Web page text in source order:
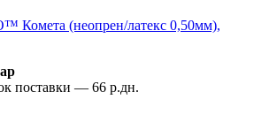
(неопрен/латекс 0,50мм),
поставки — 66 р.дн.